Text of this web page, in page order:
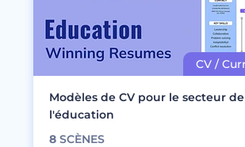
Modèles de CV pour le secteur de
l'éducation
8 SCÈNES